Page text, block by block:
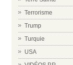
Terrorisme
Trump
Turquie
USA